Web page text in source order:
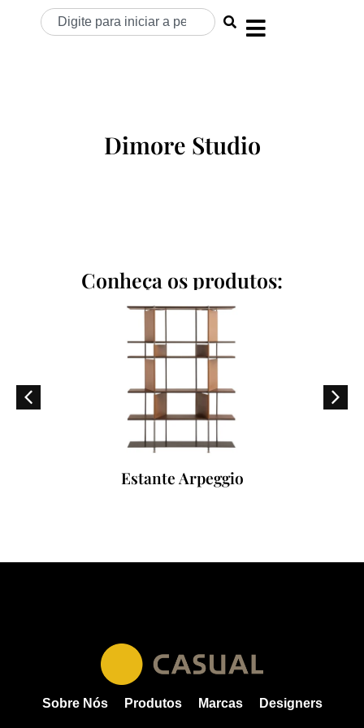
Dimore Studio
Conheça os produtos:
Estante Arpeggio
Sobre Nós Produtos Marcas Designers